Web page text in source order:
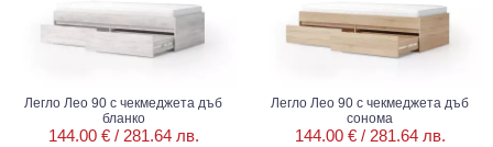
Легло Лео 90 с чекмеджета дъб
бланко
144.00 € / 281.64 лв.
Легло Лео 90 с чекмеджета дъб
сонома
144.00 € / 281.64 лв.